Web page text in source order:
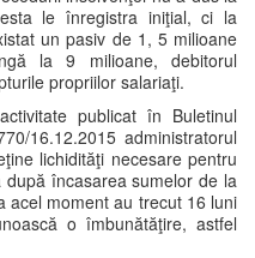
le înregistra iniţial, ci la
un pasiv de 1, 5 milioane
la 9 milioane, debitorul
propriilor salariaţi.
publicat în Buletinul
16.12.2015 administratorul
lichidităţi necesare pentru
încasarea sumelor de la
acel moment au trecut 16 luni
o îmbunătăţire, astfel